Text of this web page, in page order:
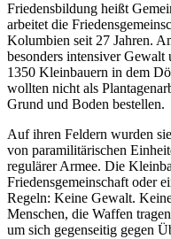
Friedensbildung heißt
arbeitet die
Kolumbien seit 27 Jahren.
besonders intensiver Gewalt
1350 Kleinbauern in dem
wollten nicht als
Grund und Boden bestellen.
Auf ihren Feldern wurden
von paramilitärischen
regulärer Armee. Die
Friedensgemeinschaft oder
Regeln: Keine Gewalt.
Menschen, die Waffen
um sich gegenseitig gegen